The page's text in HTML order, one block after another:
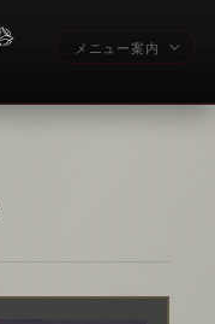
メニュー案内